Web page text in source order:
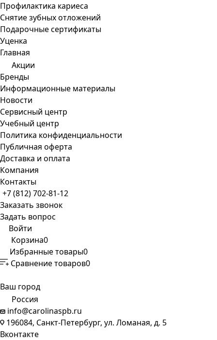
Профилактика кариеса
Снятие зубных отложений
Подарочные сертификаты
Уценка
Главная
Акции
Бренды
Информационные материалы
Новости
Сервисный центр
Учебный центр
Политика конфиденциальности
Публичная оферта
Доставка и оплата
Компания
Контакты
+7 (812) 702-81-12
Заказать звонок
Задать вопрос
Войти
Корзина0
Избранные товары0
Сравнение товаров0
Ваш город
Россия
info@carolinaspb.ru
196084, Санкт-Петербург, ул. Ломаная, д. 5
Вконтакте